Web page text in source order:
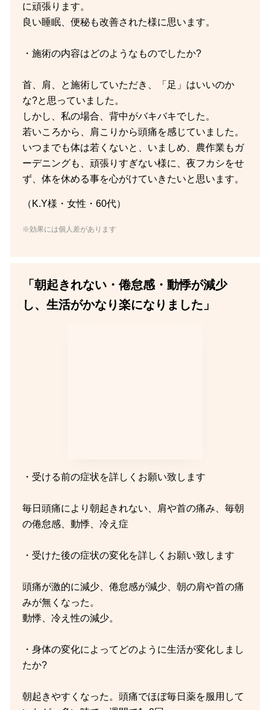
に頑張ります。
良い睡眠、便秘も改善された様に思います。
・施術の内容はどのようなものでしたか?
首、肩、と施術していただき、「足」はいいのか
な?と思っていました。
しかし、私の場合、背中がバキバキでした。
若いころから、肩こりから頭痛を感じていました。
いつまでも体は若くないと、いましめ、農作業もガ
ーデニングも、頑張りすぎない様に、夜フカシをせ
ず、体を休める事を心がけていきたいと思います。
（K.Y様・女性・60代）
※効果には個人差があります
「朝起きれない・倦怠感・動悸が減少
し、生活がかなり楽になりました」
・受ける前の症状を詳しくお願い致します
毎日頭痛により朝起きれない、肩や首の痛み、毎朝
の倦怠感、動悸、冷え症
・受けた後の症状の変化を詳しくお願い致します
頭痛が激的に減少、倦怠感が減少、朝の肩や首の痛
みが無くなった。
動悸、冷え性の減少。
・身体の変化によってどのように生活が変化しまし
たか?
朝起きやすくなった。頭痛でほぼ毎日薬を服用して